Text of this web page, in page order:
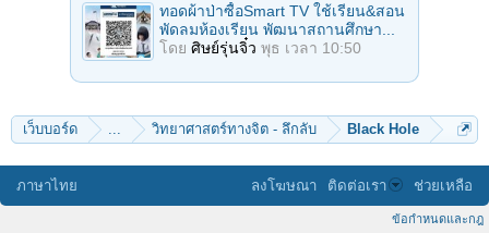
ทอดผ้าป่าซื้อSmart TV ใช้เรียน&สอน
พัดลมห้องเรียน พัฒนาสถานศึกษา...
โดย ศิษย์รุ่นจิ๋ว พุธ เวลา 10:50
เว็บบอร์ด วิทยาศาสตร์ทางจิต - ลึกลับ Black Hole
ภาษาไทย ลงโฆษณา ติดต่อเรา ช่วยเหลือ
ข้อกำหนดและกฎ